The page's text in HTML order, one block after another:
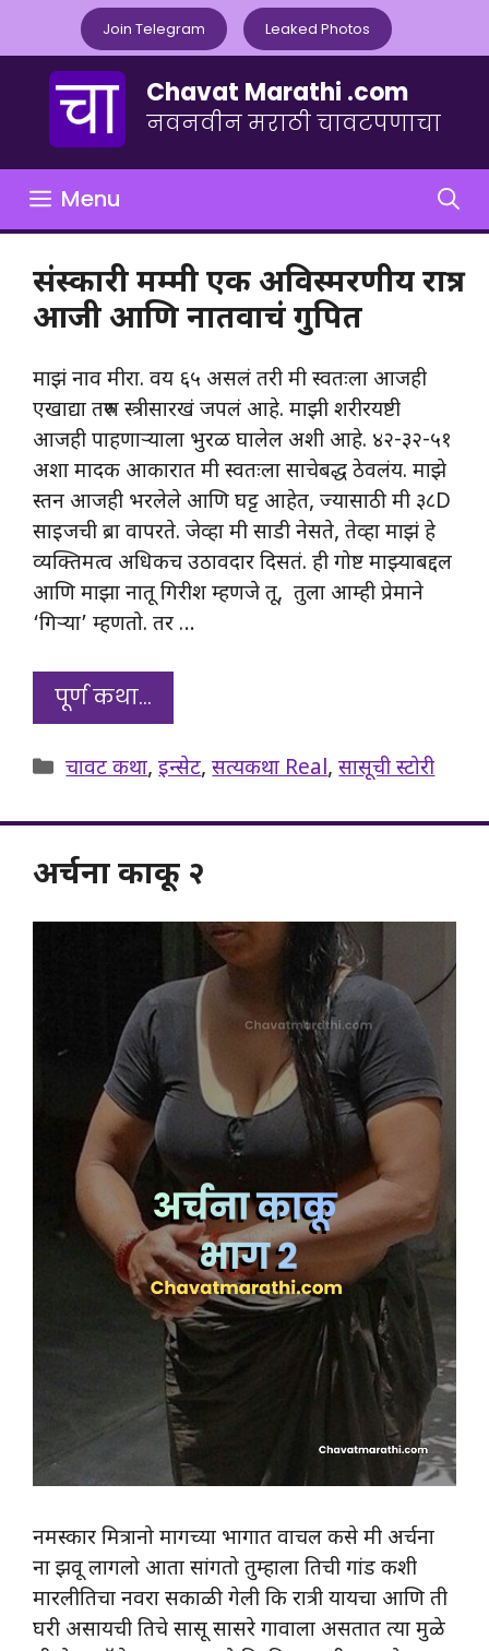
content
Join Telegram Leaked Photos
Chavat Marathi .com
नवनवीन मराठी चावटपणाचा
Menu
संस्कारी मम्मी एक अविस्मरणीय रात्र:
आजी आणि नातवाचं गुपित
माझं नाव मीरा. वय ६५ असलं तरी मी स्वतःला आजही
एखाद्या तरुण स्त्रीसारखं जपलं आहे. माझी शरीरयष्टी
आजही पाहणाऱ्याला भुरळ घालेल अशी आहे. ४२-३२-५१
अशा मादक आकारात मी स्वतःला साचेबद्ध ठेवलंय. माझे
स्तन आजही भरलेले आणि घट्ट आहेत, ज्यासाठी मी ३८D
साइजची ब्रा वापरते. जेव्हा मी साडी नेसते, तेव्हा माझं हे
व्यक्तिमत्व अधिकच उठावदार दिसतं. ही गोष्ट माझ्याबद्दल
आणि माझा नातू गिरीश म्हणजे तू, तुला आम्ही प्रेमाने
‘गिऱ्या’ म्हणतो. तर …
पूर्ण कथा…
Categories
चावट कथा,इन्सेट,सत्यकथा Real,सासूची स्टोरी
अर्चना काकू २
नमस्कार मित्रानो मागच्या भागात वाचल कसे मी अर्चना
ना झवू लागलो आता सांगतो तुम्हाला तिची गांड कशी
मारलीतिचा नवरा सकाळी गेली कि रात्री यायचा आणि ती
घरी असायची तिचे सासू सासरे गावाला असतात त्या मुळे